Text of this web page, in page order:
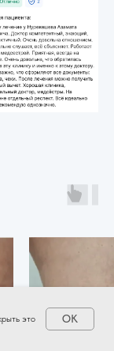
это
OK